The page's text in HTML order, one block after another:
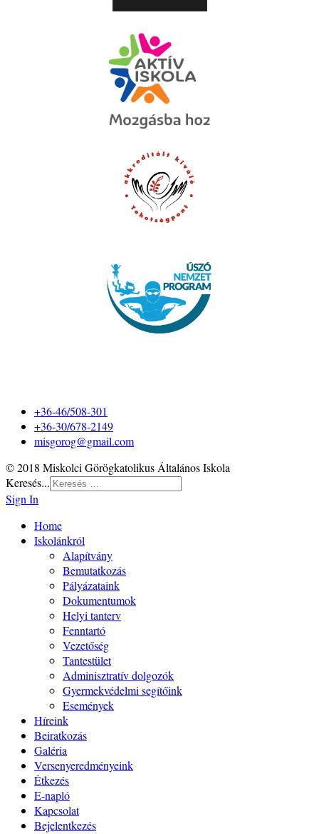
+36-46/508-301
+36-30/678-2149
misgorog@gmail.com
© 2018 Miskolci Görögkatolikus Általános Iskola
Keresés...
Sign In
Home
Iskolánkról
Alapítvány
Bemutatkozás
Pályázataink
Dokumentumok
Helyi tanterv
Fenntartó
Vezetőség
Tantestület
Adminisztratív dolgozók
Gyermekvédelmi segítőink
Események
Híreink
Beiratkozás
Galéria
Versenyeredményeink
Étkezés
E-napló
Kapcsolat
Bejelentkezés